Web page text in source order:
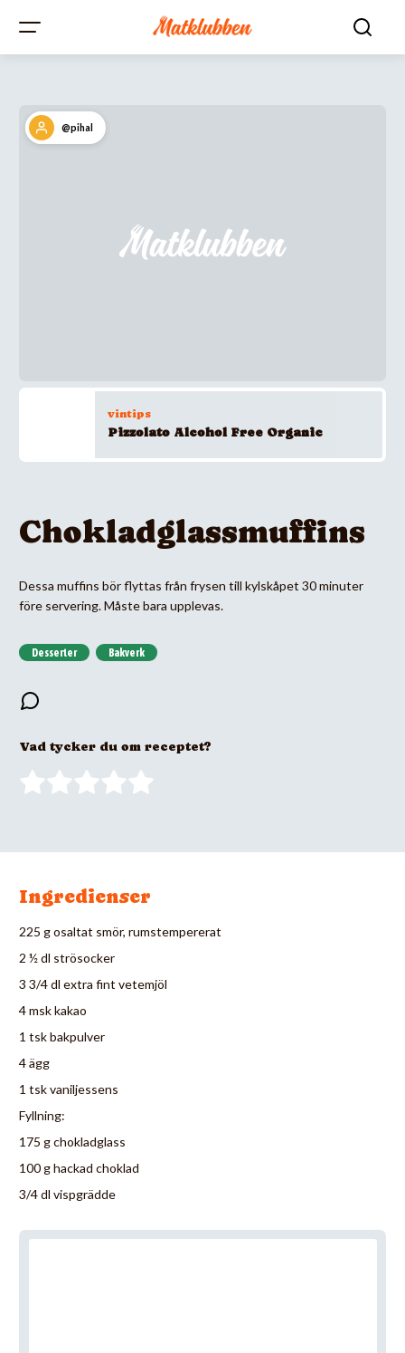
@pihal
vintips
Pizzolato Alcohol Free Organic
Chokladglassmuffins
Dessa muffins bör flyttas från frysen till kylskåpet 30 minuter
före servering. Måste bara upplevas.
Desserter Bakverk
Vad tycker du om receptet?
Ingredienser
225 g osaltat smör, rumstempererat
2 ½ dl strösocker
3 3/4 dl extra fint vetemjöl
4 msk kakao
1 tsk bakpulver
4 ägg
1 tsk vaniljessens
Fyllning:
175 g chokladglass
100 g hackad choklad
3/4 dl vispgrädde